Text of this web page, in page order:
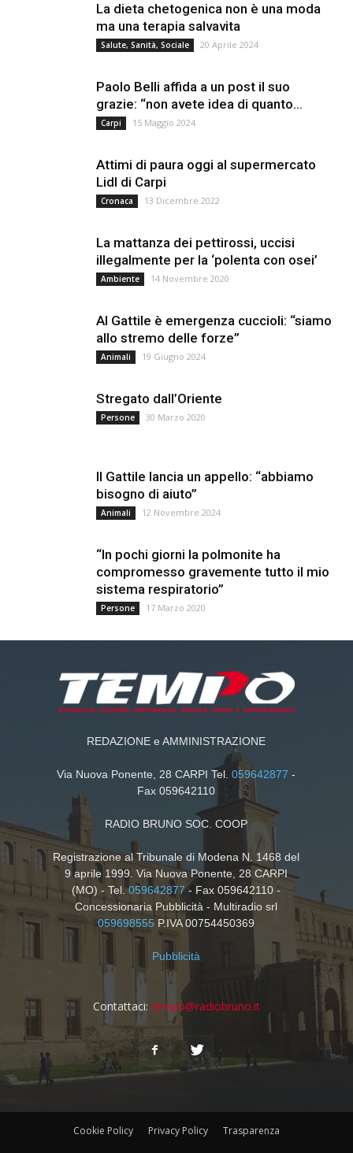
La dieta chetogenica non è una moda
ma una terapia salvavita
Salute, Sanità, Sociale 20 Aprile 2024
Paolo Belli affida a un post il suo
grazie: “non avete idea di quanto...
Carpi 15 Maggio 2024
Attimi di paura oggi al supermercato
Lidl di Carpi
Cronaca 13 Dicembre 2022
La mattanza dei pettirossi, uccisi
illegalmente per la ‘polenta con osei’
Ambiente 14 Novembre 2020
Al Gattile è emergenza cuccioli: “siamo
allo stremo delle forze”
Animali 19 Giugno 2024
Stregato dall’Oriente
Persone 30 Marzo 2020
Il Gattile lancia un appello: “abbiamo
bisogno di aiuto”
Animali 12 Novembre 2024
“In pochi giorni la polmonite ha
compromesso gravemente tutto il mio
sistema respiratorio”
Persone 17 Marzo 2020
REDAZIONE e AMMINISTRAZIONE
Via Nuova Ponente, 28 CARPI Tel.059642877 -
Fax 059642110
RADIO BRUNO SOC. COOP
Registrazione al Tribunale di Modena N. 1468 del
9 aprile 1999. Via Nuova Ponente, 28 CARPI
(MO) - Tel.059642877- Fax 059642110 -
Concessionaria Pubblicità - Multiradio srl
059698555 P.IVA 00754450369
Pubblicità
Contattaci: tempo@radiobruno.it
Cookie Policy Privacy Policy Trasparenza